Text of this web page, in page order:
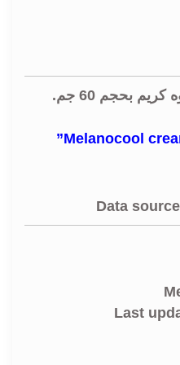
كريم بحجم 60 جم.
أخر تحديث لـ سعر دواء “Melanocool cream”
Data
Last